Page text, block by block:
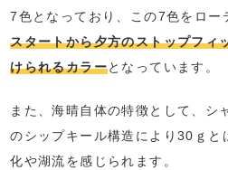
7色となっており、この7色をロー
スタートから夕方のストップフィ
けられるカラーとなっています。
また、海晴自体の特徴として、シ
のシップキール構造により30ｇと
化や湖流を感じられます。